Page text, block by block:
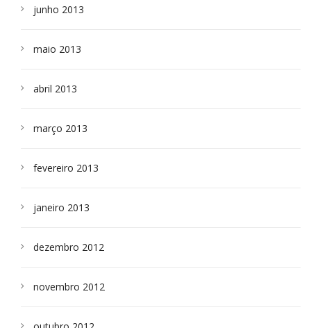
junho 2013
maio 2013
abril 2013
março 2013
fevereiro 2013
janeiro 2013
dezembro 2012
novembro 2012